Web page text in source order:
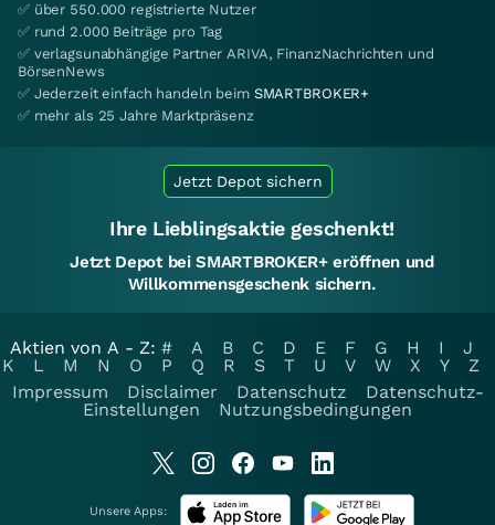
✅ über 550.000 registrierte Nutzer
✅ rund 2.000 Beiträge pro Tag
✅ verlagsunabhängige Partner ARIVA, FinanzNachrichten und
BörsenNews
✅ Jederzeit einfach handeln beim SMARTBROKER+
✅ mehr als 25 Jahre Marktpräsenz
Jetzt Depot sichern
Ihre Lieblingsaktie geschenkt!
Jetzt Depot bei SMARTBROKER+ eröffnen und
Willkommensgeschenk sichern.
Aktien von A - Z: # A B C D E F G H I
J
K
L M N O P Q R S T U V W X Y
Z
Impressum
Disclaimer Datenschutz
Datenschutz-
Einstellungen
Nutzungsbedingungen
Unsere Apps: